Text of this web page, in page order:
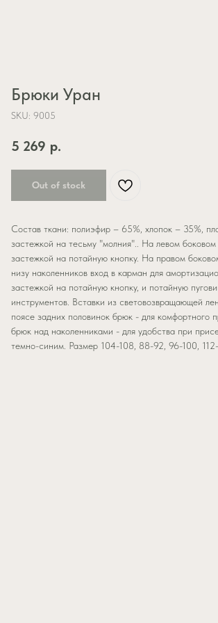
Брюки Уран
SKU: 9005
5 269 р.
Out of stock
Состав ткани: полиэфир – 65%, хлопок – 35%,
застежкой на тесьму "молния".. На левом
застежкой на потайную кнопку. На правом
низу наколенников вход в карман для
застежкой на потайную кнопку, и потайную
инструментов. Вставки из световозвращающей
поясе задних половинок брюк - для комфортного
брюк над наколенниками - для удобства при
темно-синим. Размер 104-108, 88-92, 96-100,